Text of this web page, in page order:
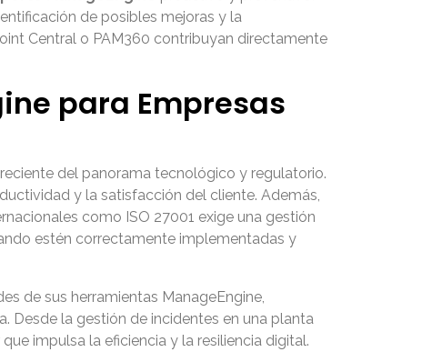
de posibles mejoras y la
Central o PAM360 contribuyan directamente
para Empresas
del panorama tecnológico y regulatorio.
y la satisfacción del cliente. Además,
como ISO 27001 exige una gestión
estén correctamente implementadas y
de sus herramientas ManageEngine,
Desde la gestión de incidentes en una planta
impulsa la eficiencia y la resiliencia digital.